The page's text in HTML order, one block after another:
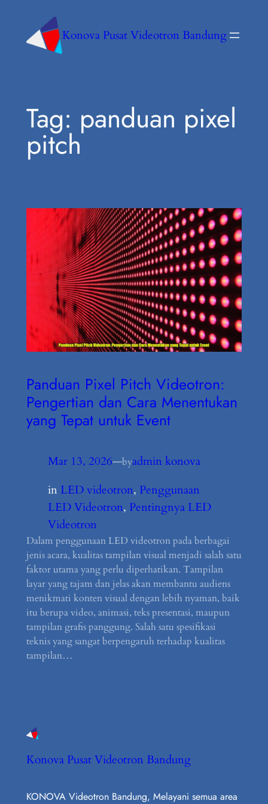
Konova Pusat Videotron Bandung
Tag: panduan pixel
pitch
Panduan Pixel Pitch Videotron:
Pengertian dan Cara Menentukan
yang Tepat untuk Event
Mar 13, 2026—byadmin konova
in LED videotron, Penggunaan
LED Videotron, Pentingnya LED
Videotron
Dalam penggunaan LED videotron pada berbagai
jenis acara, kualitas tampilan visual menjadi salah satu
faktor utama yang perlu diperhatikan. Tampilan
layar yang tajam dan jelas akan membantu audiens
menikmati konten visual dengan lebih nyaman, baik
itu berupa video, animasi, teks presentasi, maupun
tampilan grafis panggung. Salah satu spesifikasi
teknis yang sangat berpengaruh terhadap kualitas
tampilan…
Konova Pusat Videotron Bandung
KONOVA Videotron Bandung, Melayani semua area